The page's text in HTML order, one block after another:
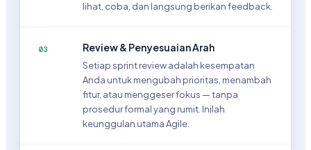
lihat, coba, dan langsung berikan feedback.
03 Review & Penyesuaian Arah
Setiap sprint review adalah kesempatan
Anda untuk mengubah prioritas, menambah
fitur, atau menggeser fokus — tanpa
prosedur formal yang rumit. Inilah
keunggulan utama Agile.